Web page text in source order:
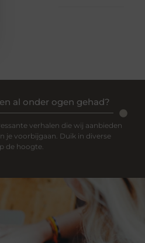
al onder ogen gehad?
verhalen die wij aanbieden
je voorbijgaan. Duik in diverse
de hoogte.